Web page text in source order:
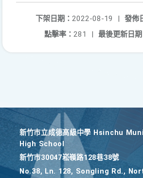
發佈
下架日期： 2022-08-19
|
最後更新日期
點擊率： 281 |
新竹巿立成德高級中學 Hsinchu
High School
新竹巿30047崧嶺路128巷38號
No.38, Ln. 128, Songling Rd.,